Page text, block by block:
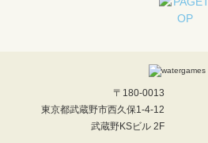
〒180-0013
東京都武蔵野市西久保1-4-12
武蔵野KSビル 2F